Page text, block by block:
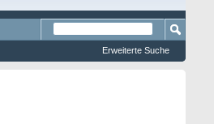
Erweiterte Suche